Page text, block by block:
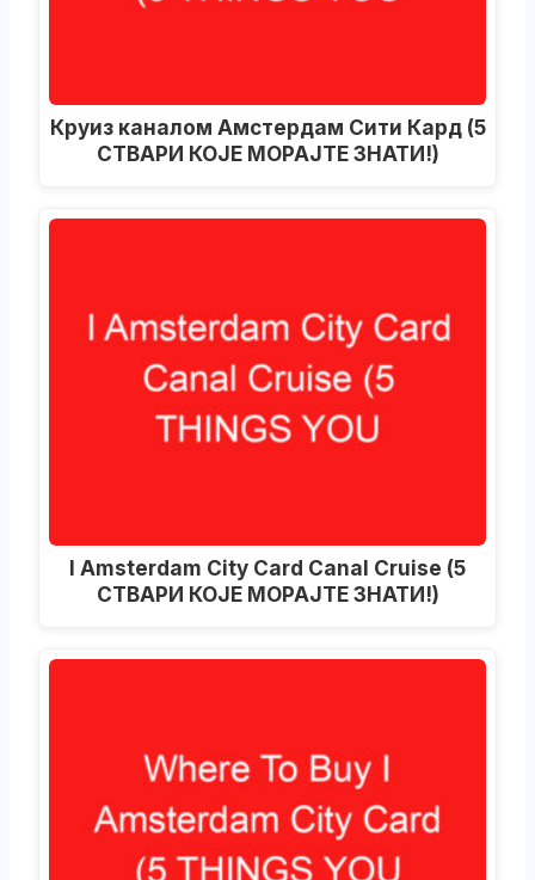
Круиз каналом Амстердам Сити Кард (5
СТВАРИ КОЈЕ МОРАЈТЕ ЗНАТИ!)
I Amsterdam City Card Canal Cruise (5
СТВАРИ КОЈЕ МОРАЈТЕ ЗНАТИ!)